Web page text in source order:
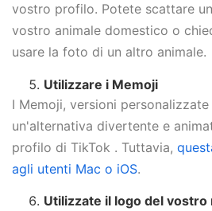
vostro profilo. Potete scattare
vostro animale domestico o
usare la foto di un altro animale.
Utilizzare i Memoji
I Memoji, versioni
un'alternativa divertente e
profilo di TikTok . Tuttavia,
agli utenti Mac o iOS.
Utilizzate il logo del vostro